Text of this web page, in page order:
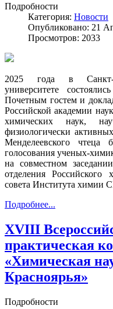
Подробности
Категория: Новости
Опубликовано: 21
Просмотров: 2033
2025 года в Санкт-
университете
Почетным гостем и
Российской академии
химических наук,
физиологически
Менделеевского чтеца
голосования ученых-
на совместном
отделения Российского
совета Института химии
Подробнее...
XVIII
практическая
«Химическая
Красноярья»
Подробности